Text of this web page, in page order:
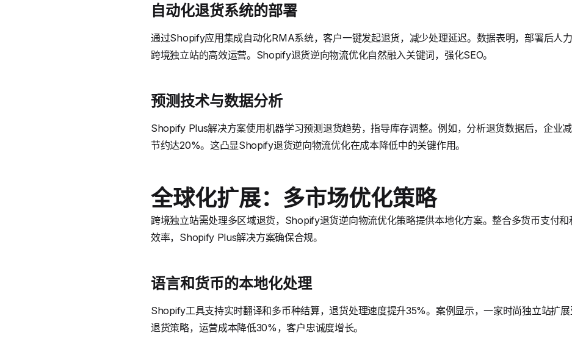
自动化退货系统的部署
通过Shopify应用集成自动化RMA系统，客户一键发起退货，减少处理延迟。数据表明，部署后人
跨境独立站的高效运营。Shopify退货逆向物流优化自然融入关键词，强化SEO。
预测技术与数据分析
Shopify Plus解决方案使用机器学习预测退货趋势，指导库存调整。例如，分析退货数据后，企业
节约达20%。这凸显Shopify退货逆向物流优化在成本降低中的关键作用。
全球化扩展：多市场优化策略
跨境独立站需处理多区域退货，Shopify退货逆向物流优化策略提供本地化方案。整合多货币支付
效率，Shopify Plus解决方案确保合规。
语言和货币的本地化处理
Shopify工具支持实时翻译和多币种结算，退货处理速度提升35%。案例显示，一家时尚独立站扩
退货策略，运营成本降低30%，客户忠诚度增长。